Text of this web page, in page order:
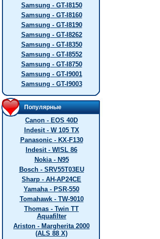
Samsung - GT-I8150
Samsung - GT-I8160
Samsung - GT-I8190
Samsung - GT-I8262
Samsung - GT-I8350
Samsung - GT-I8552
Samsung - GT-I8750
Samsung - GT-I9001
Samsung - GT-I9003
Популярные
Canon - EOS 40D
Indesit - W 105 TX
Panasonic - KX-F130
Indesit - WISL 86
Nokia - N95
Bosch - SRV55T03EU
Sharp - AH-AP24CE
Yamaha - PSR-550
Tomahawk - TW-9010
Thomas - Twin TT
Aquafilter
Ariston - Margherita 2000
(ALS 88 X)